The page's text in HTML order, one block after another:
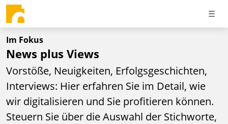
Im Fokus
News plus Views
Vorstöße, Neuigkeiten, Erfolgsgeschichten,
Interviews: Hier erfahren Sie im Detail, wie
wir digitalisieren und Sie profitieren können.
Steuern Sie über die Auswahl der Stichworte,